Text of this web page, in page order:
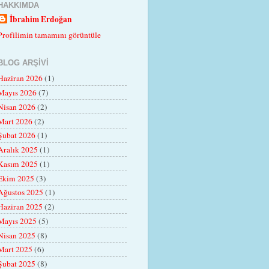
HAKKIMDA
İbrahim Erdoğan
tamamını görüntüle
BLOG ARŞIVI
2026(1)
2026(7)
2026(2)
2026(2)
2026(1)
2025 (1)
2025 (1)
2025 (3)
2025 (1)
2025 (2)
2025 (5)
2025 (8)
2025 (6)
2025 (8)